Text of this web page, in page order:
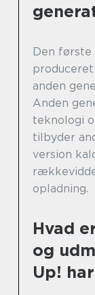
Den første
produceret
anden
Anden
teknologi
tilbyder
version
opladning.
Hvad
og
Up!